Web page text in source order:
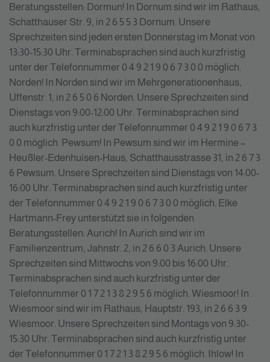
Beratungsstellen: Dormun! In Dornum sind wir im Rathaus,
Schatthauser Str. 9, in 2 6 5 5 3 Dornum. Unsere
Sprechzeiten sind jeden ersten Donnerstag im Monat von
13:30-15:30 Uhr. Terminabsprachen sind auch kurzfristig
unter der Telefonnummer 0 4 9 2 1 9 0 6 7 3 0 0 möglich.
Norden! In Norden sind wir im Mehrgenerationenhaus,
Uffenstr. 1, in 2 6 5 0 6 Norden. Unsere Sprechzeiten sind
Dienstags von 9:00-12:00 Uhr. Terminabsprachen sind
auch kurzfristig unter der Telefonnummer 0 4 9 2 1 9 0 6 7 3
0 0 möglich. Pewsum! In Pewsum sind wir im Hermine –
Heußler-Edenhuisen-Haus, Schatthausstrasse 31, in 2 6 7 3
6 Pewsum. Unsere Sprechzeiten sind Dienstags von 14:00-
16:00 Uhr. Terminabsprachen sind auch kurzfristig unter
der Telefonnummer 0 4 9 2 1 9 0 6 7 3 0 0 möglich. Elke
Hartmann-Frey unterstützt sie in folgenden
Beratungsstellen: Aurich! In Aurich sind wir im
Familienzentrum, Jahnstr. 2, in 2 6 6 0 3 Aurich. Unsere
Sprechzeiten sind Mittwochs von 9:00 bis 16:00 Uhr.
Terminabsprachen sind auch kurzfristig unter der
Telefonnummer 0 1 7 2 1 3 8 2 9 5 6 möglich. Wiesmoor! In
Wiesmoor sind wir im Rathaus, Hauptstr. 193, in 2 6 6 3 9
Wiesmoor. Unsere Sprechzeiten sind Montags von 9:30-
15:30 Uhr. Terminabsprachen sind auch kurzfristig unter
der Telefonnummer 0 1 7 2 1 3 8 2 9 5 6 möglich. Ihlow! In